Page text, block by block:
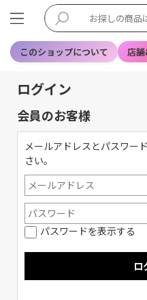
このショップについて 店
ログイン
会員のお客様
メールアドレスとパスワー
さい。
パスワードを表示する